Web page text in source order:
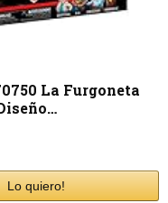
La Furgoneta
Lo quiero!